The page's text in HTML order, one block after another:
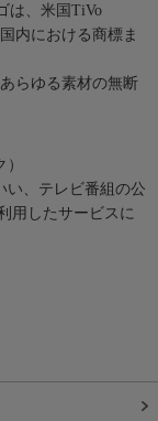
は、米国TiVo
内における商標ま
らゆる素材の無断
い、テレビ番組の公
用したサービスに